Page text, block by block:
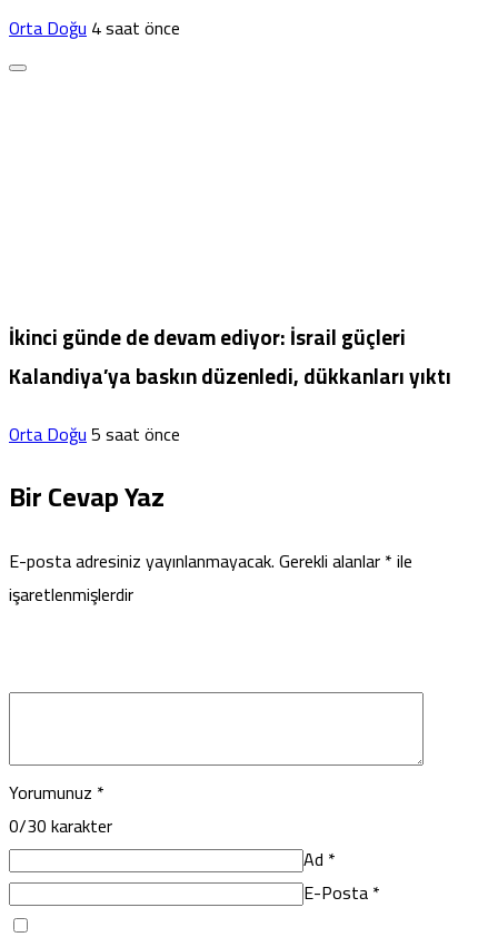
Orta Doğu4 saat önce
İkinci günde de devam ediyor: İsrail güçleri
Kalandiya’ya baskın düzenledi, dükkanları yıktı
Orta Doğu5 saat önce
Bir Cevap Yaz
E-posta adresiniz yayınlanmayacak.Gerekli alanlar*ile
işaretlenmişlerdir
Yorumunuz *
0/30 karakter
Ad *
E-Posta*